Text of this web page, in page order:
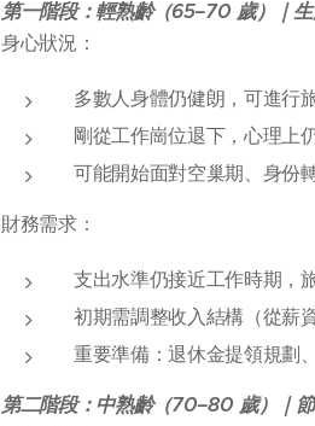
第一階段：輕熟齡（65–70 歲）｜
身心狀況：
多數人身體仍健朗，可進行
剛從工作崗位退下，心理上
可能開始面對空巢期、身份
財務需求：
支出水準仍接近工作時期，
初期需調整收入結構（從薪
重要準備：退休金提領規劃
第二階段：中熟齡（70–80 歲）｜